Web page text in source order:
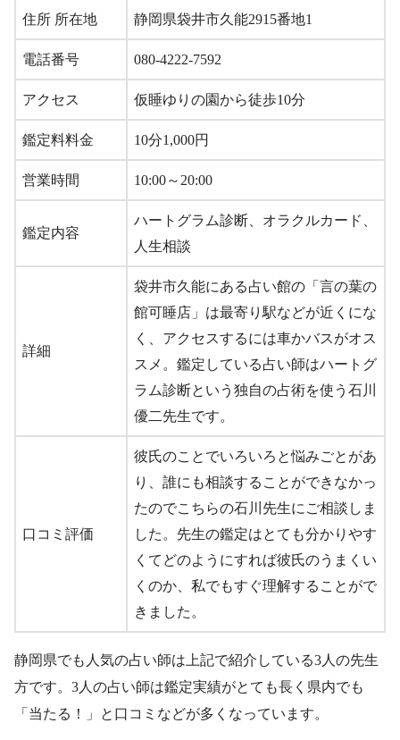
住所 所在地 静岡県袋井市久能2915番地1
電話番号 080-4222-7592
アクセス 仮睡ゆりの園から徒歩10分
鑑定料料金 10分1,000円
営業時間 10:00～20:00
鑑定内容
ハートグラム診断、オラクルカード、
人生相談
詳細
袋井市久能にある占い館の「言の葉の
館可睡店」は最寄り駅などが近くにな
く、アクセスするには車かバスがオス
スメ。鑑定している占い師はハートグ
ラム診断という独自の占術を使う石川
優二先生です。
口コミ評価
彼氏のことでいろいろと悩みごとがあ
り、誰にも相談することができなかっ
たのでこちらの石川先生にご相談しま
した。先生の鑑定はとても分かりやす
くてどのようにすれば彼氏のうまくい
くのか、私でもすぐ理解することがで
きました。
静岡県でも人気の占い師は上記で紹介している3人の先生
方です。3人の占い師は鑑定実績がとても長く県内でも
「当たる！」と口コミなどが多くなっています。